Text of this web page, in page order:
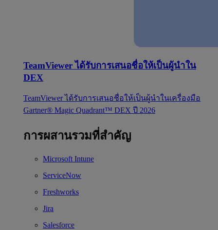
TeamViewer ได้รับการเสนอชื่อให้เป็นผู้นำใน
DEX
TeamViewer ได้รับการเสนอชื่อให้เป็นผู้นำในเครื่องมือ
Gartner® Magic Quadrant™ DEX ปี 2026
การผสานรวมที่สำคัญ
Microsoft Intune
ServiceNow
Freshworks
Jira
Salesforce